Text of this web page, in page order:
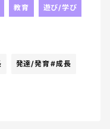
レビ禁止。
した。
教育 遊び/学び
発達/発育#成長